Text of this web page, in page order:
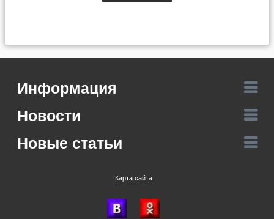
Информация
Новости
Новые статьи
Карта сайта